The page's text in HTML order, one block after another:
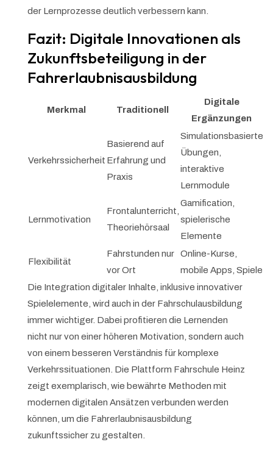
der Lernprozesse deutlich verbessern kann.
Fazit: Digitale Innovationen als
Zukunftsbeteiligung in der
Fahrerlaubnisausbildung
Merkmal Traditionell
Digitale
Ergänzungen
Verkehrssicherheit
Basierend auf
Erfahrung und
Praxis
Simulationsbasierte
Übungen,
interaktive
Lernmodule
Lernmotivation
Frontalunterricht,
Theoriehörsaal
Gamification,
spielerische
Elemente
Flexibilität
Fahrstunden nur
vor Ort
Online-Kurse,
mobile Apps, Spiele
Die Integration digitaler Inhalte, inklusive innovativer
Spielelemente, wird auch in der Fahrschulausbildung
immer wichtiger. Dabei profitieren die Lernenden
nicht nur von einer höheren Motivation, sondern auch
von einem besseren Verständnis für komplexe
Verkehrssituationen. Die Plattform Fahrschule Heinz
zeigt exemplarisch, wie bewährte Methoden mit
modernen digitalen Ansätzen verbunden werden
können, um die Fahrerlaubnisausbildung
zukunftssicher zu gestalten.